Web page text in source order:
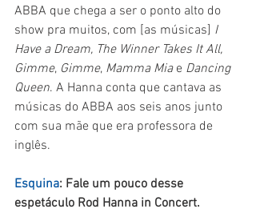
ABBA que chega a ser o ponto alto do
show pra muitos, com [as músicas] I
Have a Dream, The Winner Takes It All,
Gimme, Gimme, Mamma Mia e Dancing
Queen. A Hanna conta que cantava as
músicas do ABBA aos seis anos junto
com sua mãe que era professora de
inglês.
Esquina: Fale um pouco desse
espetáculo Rod Hanna in Concert.